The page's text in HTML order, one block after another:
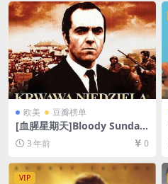
欧美 豆瓣榜单
[血腥星期天]Bloody Sunday
(2002)[百度网盘+夸克网盘10
80P超清未删减资源][网盘在
线播放/下载][MP4/6.9GB][中
文字幕]
3 年前 0
VIP